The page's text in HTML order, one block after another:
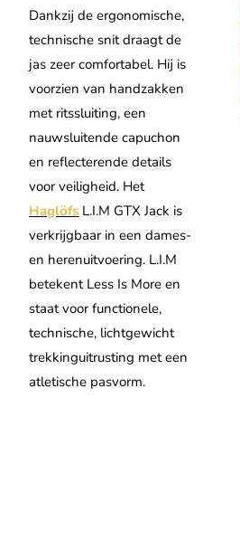
Dankzij de ergonomische,
technische snit draagt de
jas zeer comfortabel. Hij is
voorzien van handzakken
met ritssluiting, een
nauwsluitende capuchon
en reflecterende details
voor veiligheid. Het
Haglöfs L.I.M GTX Jack is
verkrijgbaar in een dames-
en herenuitvoering. L.I.M
betekent Less Is More en
staat voor functionele,
technische, lichtgewicht
trekkinguitrusting met een
atletische pasvorm.